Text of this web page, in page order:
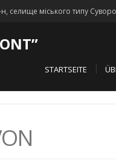
селище міського типу
STARTSEITE